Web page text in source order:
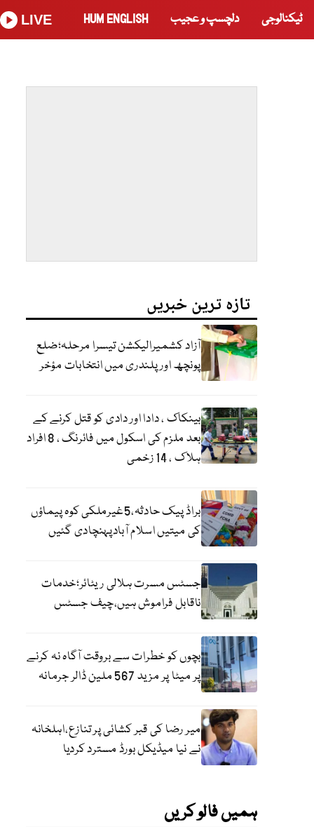
ٹیکنالوجی دلچسپ و عجیب HUM ENGLISH
LIVE
تازہ ترین خبریں
آزاد کشمیرالیکشن تیسرا مرحلہ؛ضلع
پونچھ اور پلندری میں انتخابات مؤخر
بینکاک ، دادا اور دادی کو قتل کرنے کے
بعد ملزم کی اسکول میں فائرنگ ، 8 افراد
ہلاک ، 14 زخمی
براڈ پیک حادثہ،5غیرملکی کوہ پیماؤں
کی میتیں اسلام آبادپہنچادی گئیں
جسٹس مسرت ہلالی ریٹائر؛خدمات
ناقابل فراموش ہیں،چیف جسٹس
بچوں کو خطرات سے بروقت آگاہ نہ کرنے
پر میٹا پر مزید 567 ملین ڈالر جرمانہ
میر رضا کی قبر کشائی پر تنازع،اہلخانہ
نے نیا میڈیکل بورڈ مسترد کردیا
ہمیں فالو کریں